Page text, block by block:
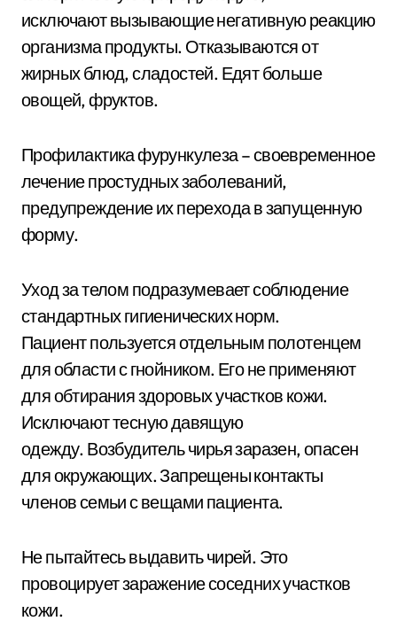
исключают вызывающие негативную реакцию
организма продукты. Отказываются от
жирных блюд, сладостей. Едят больше
овощей, фруктов.
Профилактика фурункулеза – своевременное
лечение простудных заболеваний,
предупреждение их перехода в запущенную
форму.
Уход за телом подразумевает соблюдение
стандартных гигиенических норм.
Пациент пользуется отдельным полотенцем
для области с гнойником. Его не применяют
для обтирания здоровых участков кожи.
Исключают тесную давящую
одежду. Возбудитель чирья заразен, опасен
для окружающих. Запрещены контакты
членов семьи с вещами пациента.
Не пытайтесь выдавить чирей. Это
провоцирует заражение соседних участков
кожи.